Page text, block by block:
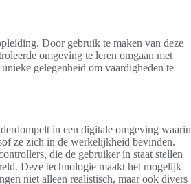
Door gebruik te maken van deze
omgeving te leren omgaan met
gelegenheid om vaardigheden te
in een digitale omgeving waarin
ze zich in de werkelijkheid bevinden.
die de gebruiker in staat stellen
Deze technologie maakt het mogelijk
niet alleen realistisch, maar ook divers